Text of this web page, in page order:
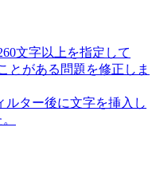
文字以上を指定して
とがある問題を修正しま
ルター後に文字を挿入し